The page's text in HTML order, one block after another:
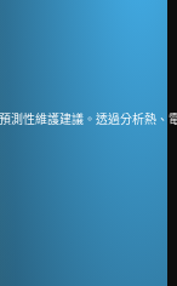
測性維護建議。透過分析熱